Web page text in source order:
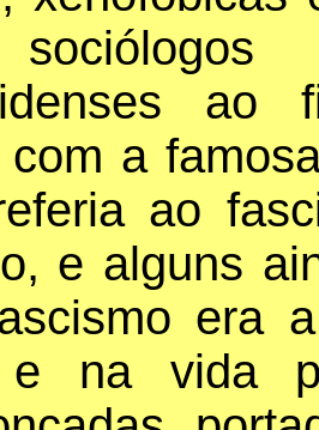
ao
com a
ao
e alguns
era
e na vida